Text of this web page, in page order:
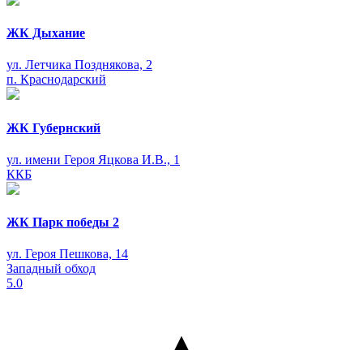
ЖК Дыхание
ул. Летчика Позднякова, 2
п. Краснодарский
ЖК Губернский
ул. имени Героя Яцкова И.В., 1
ККБ
ЖК Парк победы 2
ул. Героя Пешкова, 14
Западный обход
5.0